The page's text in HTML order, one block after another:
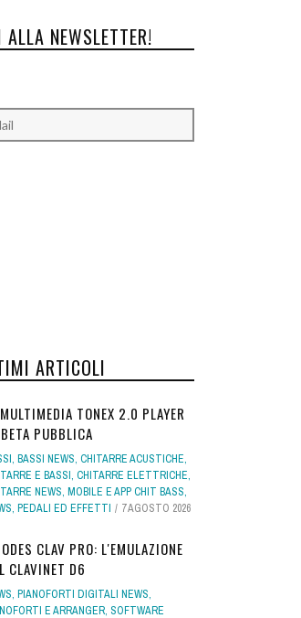
NEWSLETTER!
ARTICOLI
TONEX 2.0 PLAYER
PUBBLICA
, BASSI NEWS, CHITARRE ACUSTICHE,
E BASSI, CHITARRE ELETTRICHE,
NEWS, MOBILE E APP CHIT BASS,
, PEDALI ED EFFETTI 7 AGOSTO 2026
CLAV PRO: L'EMULAZIONE
CLAVINET D6
, PIANOFORTI DIGITALI NEWS,
E ARRANGER, SOFTWARE